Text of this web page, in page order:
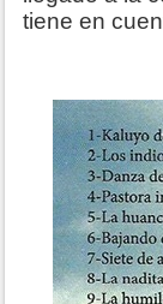
tiene en